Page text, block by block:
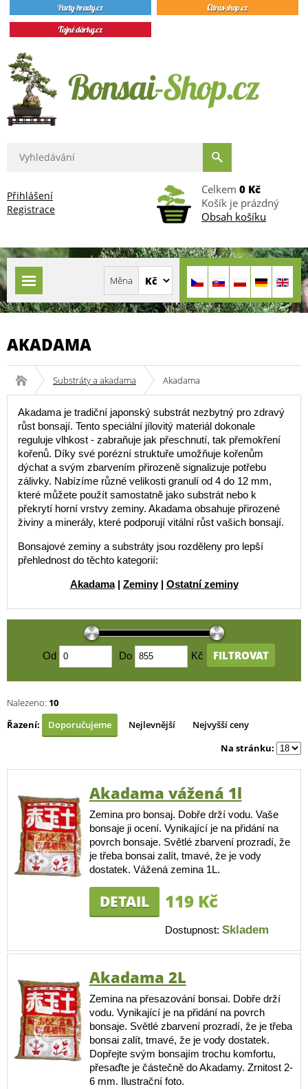
Přihlášení
Registrace
Celkem 0 Kč
Košík je prázdný
Obsah košíku
AKADAMA
Substráty a akadama Akadama
Akadama je tradiční japonský substrát nezbytný pro zdravý
růst bonsají. Tento speciální jílovitý materiál dokonale
reguluje vlhkost - zabraňuje jak přeschnutí, tak přemokření
kořenů. Díky své porézní struktuře umožňuje kořenům
dýchat a svým zbarvením přirozeně signalizuje potřebu
zálivky. Nabízíme různé velikosti granulí od 4 do 12 mm,
které můžete použít samostatně jako substrát nebo k
překrytí horní vrstvy zeminy. Akadama obsahuje přirozené
živiny a minerály, které podporují vitální růst vašich bonsají.
Bonsajové zeminy a substráty jsou rozděleny pro lepší
přehlednost do těchto kategorií:
Akadama| Zeminy| Ostatní zeminy
Od Do Kč FILTROVAT
Nalezeno: 10
Řazení:
Doporučujeme Nejlevnější
Nejvyšší ceny
Na stránku:
Akadama vážená 1l
Zemina pro bonsaj. Dobře drží vodu. Vaše
bonsaje ji ocení. Vynikající je na přidání na
povrch bonsaje. Světlé zbarvení prozradí, že
je třeba bonsai zalít, tmavé, že je vody
dostatek. Vážená zemina 1L.
DETAIL 119 Kč
Dostupnost: Skladem
Akadama 2L
Zemina na přesazování bonsai. Dobře drží
vodu. Vynikající je na přidání na povrch
bonsaje. Světlé zbarvení prozradí, že je třeba
bonsai zalít, tmavé, že je vody dostatek.
Dopřejte svým bonsajím trochu komfortu,
přesaďte je částečně do Akadamy. Zrnitost 2-
6 mm. Ilustrační foto.